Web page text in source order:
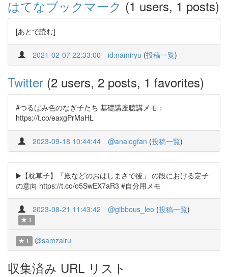
はてなブックマーク (1 users, 1 posts)
[あとで読む]
2021-02-07 22:33:00 id:namiryu (投稿一覧)
Twitter (2 users, 2 posts, 1 favorites)
#つるばみ色のなぎ子たち 基礎講座聴講メモ：
https://t.co/eaxgPrMaHL
2023-09-18 10:44:44 @analogfan (投稿一覧)
▶️【枕草子】「殿などのおはしまさで後」 の段における定子
の意向 https://t.co/o5SwEX7aR3 #自分用メモ
2023-08-21 11:43:42 @gibbous_leo (投稿一覧)
1
1 @samzairu
収集済み URL リスト